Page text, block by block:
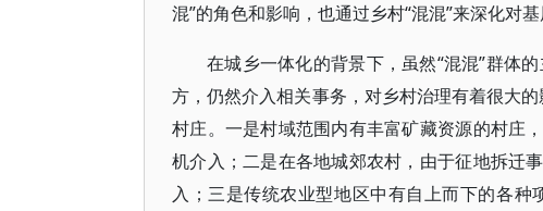
混”的角色和影响，也通过乡村“混混”来深化对基
在城乡一体化的背景下，虽然“混混”群体
方，仍然介入相关事务，对乡村治理有着很大
村庄。一是村域范围内有丰富矿藏资源的村庄
机介入；二是在各地城郊农村，由于征地拆迁
入；三是传统农业型地区中有自上而下的各